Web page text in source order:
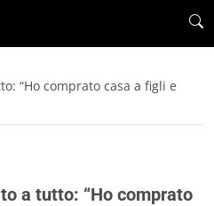
“Ho comprato casa a figli e
a tutto: “Ho comprato